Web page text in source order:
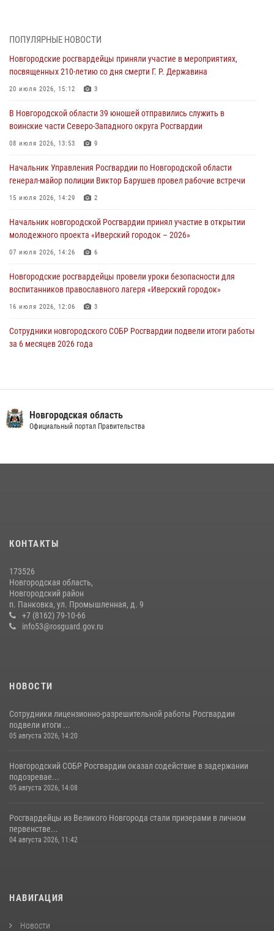
В Великом Новгороде сотрудники центра лицензионно-
разрешительной работы Росгвардии провели телефонную «горячую
30 июля 2026, 14:36 1
Новгородские росгвардейцы рассказали о службе детям из летнего
30 июля 2026, 08:40 5
Новгородские росгвардейцы задержали мужчину
Телесюжет в программе "Новгородское областное телевидение.
Новости часа." от 29 июля 2026 года. Новгородские призывники
29 июля 2026, 12:54 1
ПОПУЛЯРНЫЕ НОВОСТИ
Новгородские росгвардейцы приняли участие в мероприятиях,
посвященных 210-летию со дня смерти Г. Р. Державина
20 июля 2026, 15:12 3
В Новгородской области 39 юношей отправились служить в
воинские части Северо-Западного округа Росгвардии
08 июля 2026, 13:53 9
Начальник Управления Росгвардии по Новгородской области
генерал-майор полиции Виктор Барушев провел рабочие встречи
15 июля 2026, 14:29 2
Начальник новгородской Росгвардии принял участие в открытии
молодежного проекта «Иверский городок – 2026»
07 июля 2026, 14:26 6
Новгородские росгвардейцы провели уроки безопасности для
воспитанников православного лагеря «Иверский городок»
16 июля 2026, 12:06 3
Сотрудники новгородского СОБР Росгвардии подвели итоги работы
за 6 месяцев 2026 года
08 июля 2026, 13:48 3
медицине
подвел итоги служебной деятельности сотрудников
вневедомственной охраны за первое полугодие 2026 года
22 июля 2026, 12:33 6
Новгородская область
Официальный портал Правительства
КОНТАКТЫ
173526
Новгородская область,
Новгородский район
п. Панковка, ул. Промышленная, д. 9
+7 (8162) 79-10-66
info53@rosguard.gov.ru
НОВОСТИ
Сотрудники лицензионно-разрешительной работы Росгвардии
подвели итоги ...
05 августа 2026, 14:20
Новгородский СОБР Росгвардии оказал содействие в задержании
подозревае...
05 августа 2026, 14:08
Росгвардейцы из Великого Новгорода стали призерами в личном
первенстве...
04 августа 2026, 11:42
НАВИГАЦИЯ
Новости